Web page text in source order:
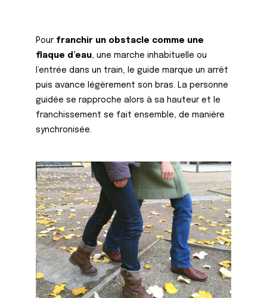
Pour franchir un obstacle comme une
flaque d’eau , une marche inhabituelle ou
l’entrée dans un train, le guide marque un arrêt
puis avance légèrement son bras. La personne
guidée se rapproche alors à sa hauteur et le
franchissement se fait ensemble, de manière
synchronisée.